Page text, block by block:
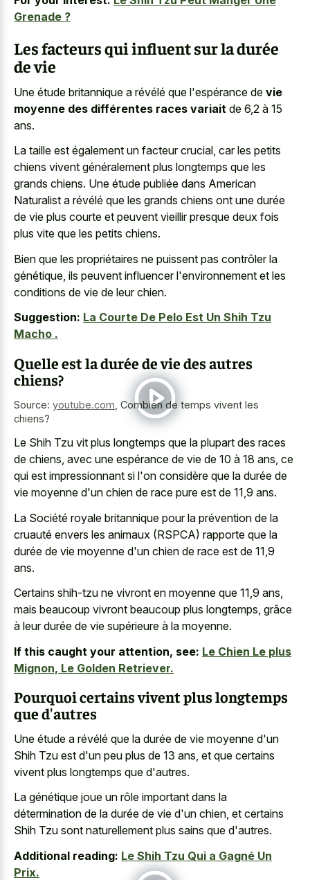
Grenade ?
Les facteurs qui influent sur la durée
de vie
Une étude britannique a révélé que l'espérance de vie
moyenne des différentes races variait de 6,2 à 15
ans.
La taille est également un facteur crucial, car les petits
chiens vivent généralement plus longtemps que les
grands chiens. Une étude publiée dans American
Naturalist a révélé que les grands chiens ont une durée
de vie plus courte et peuvent vieillir presque deux fois
plus vite que les petits chiens.
Bien que les propriétaires ne puissent pas contrôler la
génétique, ils peuvent influencer l'environnement et les
conditions de vie de leur chien.
Suggestion: La Courte De Pelo Est Un Shih Tzu
Macho .
Quelle est la durée de vie des autres
chiens?
Source: youtube.com Combien de temps vivent les
chiens?
Le Shih Tzu vit plus longtemps que la plupart des races
de chiens, avec une espérance de vie de 10 à 18 ans, ce
qui est impressionnant si l'on considère que la durée de
vie moyenne d'un chien de race pure est de 11,9 ans.
La Société royale britannique pour la prévention de la
cruauté envers les animaux (RSPCA) rapporte que la
durée de vie moyenne d'un chien de race est de 11,9
ans.
Certains shih-tzu ne vivront en moyenne que 11,9 ans,
mais beaucoup vivront beaucoup plus longtemps, grâce
à leur durée de vie supérieure à la moyenne.
If this caught your attention, see: Le Chien Le plus
Mignon, Le Golden Retriever.
Pourquoi certains vivent plus longtemps
que d'autres
Une étude a révélé que la durée de vie moyenne d'un
Shih Tzu est d'un peu plus de 13 ans, et que certains
vivent plus longtemps que d'autres.
La génétique joue un rôle important dans la
détermination de la durée de vie d'un chien, et certains
Shih Tzu sont naturellement plus sains que d'autres.
Additional reading: Le Shih Tzu Qui a Gagné Un
Prix.